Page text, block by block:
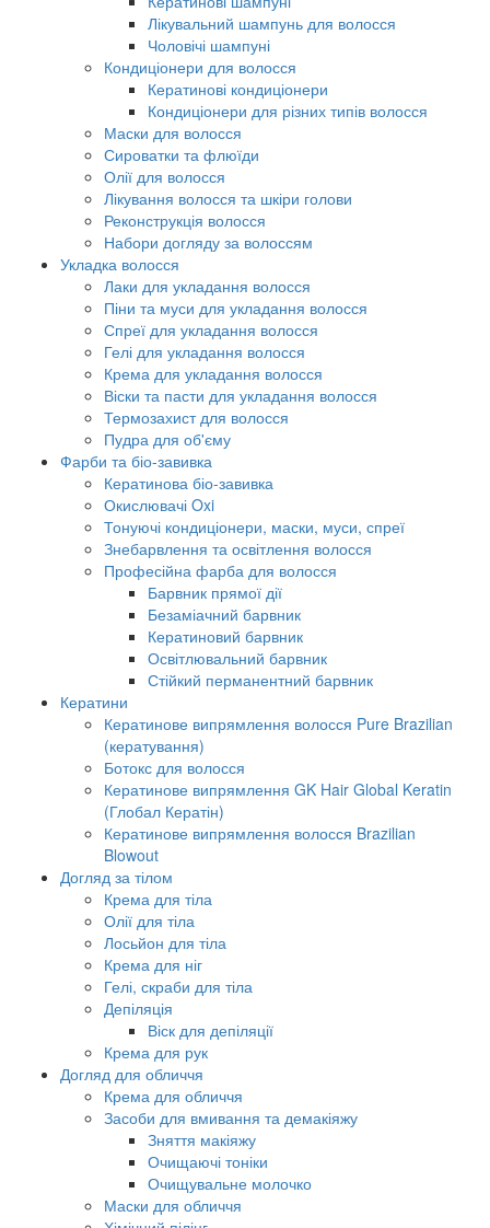
Лікувальний шампунь для волосся
Чоловічі шампуні
Кондиціонери для волосся
Кератинові кондиціонери
Кондиціонери для різних типів волосся
Маски для волосся
Сироватки та флюїди
Олії для волосся
Лікування волосся та шкіри голови
Реконструкція волосся
Набори догляду за волоссям
Укладка волосся
Лаки для укладання волосся
Піни та муси для укладання волосся
Спреї для укладання волосся
Гелі для укладання волосся
Крема для укладання волосся
Віски та пасти для укладання волосся
Термозахист для волосся
Пудра для об'єму
Фарби та біо-завивка
Кератинова біо-завивка
Окислювачі Oxi
Тонуючі кондиціонери, маски, муси, спреї
Знебарвлення та освітлення волосся
Професійна фарба для волосся
Барвник прямої дії
Безаміачний барвник
Кератиновий барвник
Освітлювальний барвник
Стійкий перманентний барвник
Кератини
Кератинове випрямлення волосся Pure Brazilian
(кератування)
Ботокс для волосся
Кератинове випрямлення GK Hair Global Keratin
(Глобал Кератін)
Кератинове випрямлення волосся Brazilian
Blowout
Догляд за тілом
Крема для тіла
Олії для тіла
Лосьйон для тіла
Крема для ніг
Гелі, скраби для тіла
Депіляція
Віск для депіляції
Крема для рук
Догляд для обличчя
Крема для обличчя
Засоби для вмивання та демакіяжу
Зняття макіяжу
Очищаючі тоніки
Очищувальне молочко
Маски для обличчя